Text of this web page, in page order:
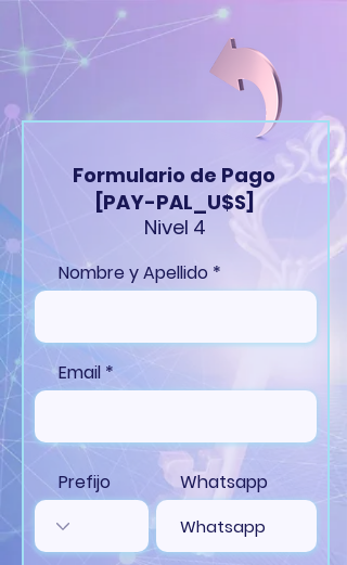
Formulario de Pago
[PAY-PAL_U$S]
Nivel 4
Nombre y Apellido
Email
Prefijo Whatsapp